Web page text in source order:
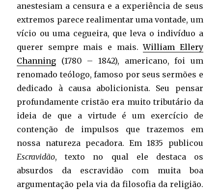
anestesiam a censura e a experiência de seus
extremos parece realimentar uma vontade, um
vício ou uma cegueira, que leva o indivíduo a
querer sempre mais e mais.William Ellery
Channing (1780 – 1842), americano, foi um
renomado teólogo, famoso por seus sermões e
dedicado à causa abolicionista. Seu pensar
profundamente cristão era muito tributário da
ideia de que a virtude é um exercício de
contenção de impulsos que trazemos em
nossa natureza pecadora. Em 1835 publicou
Escravidão, texto no qual ele destaca os
absurdos da escravidão com muita boa
argumentação pela via da filosofia da religião.